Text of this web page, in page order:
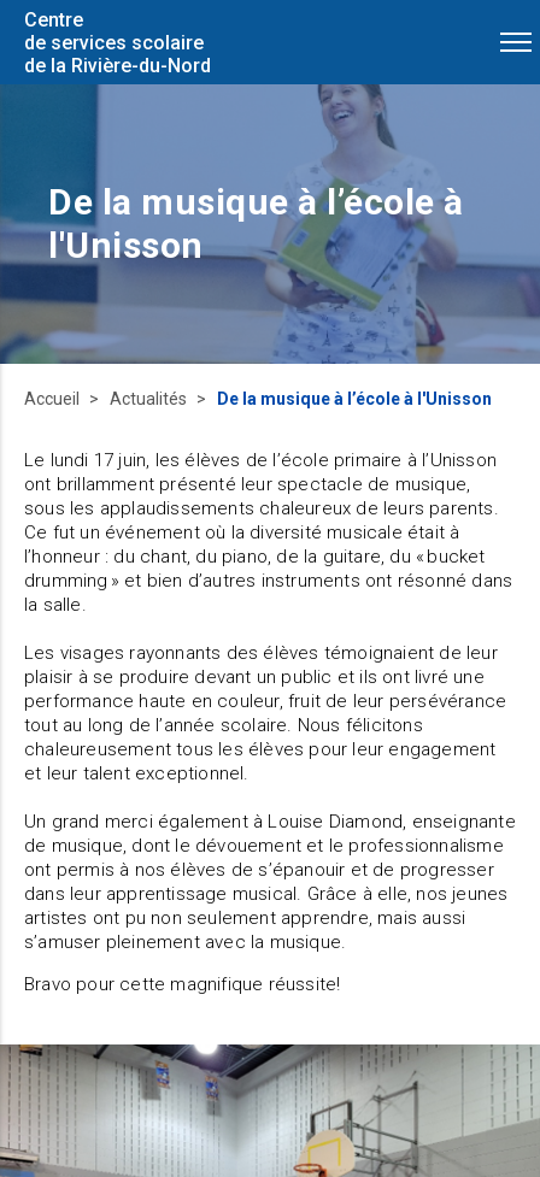
Centre
de services scolaire
de la Rivière-du-Nord
De la musique à l’école à
l'Unisson
Accueil Actualités De la musique à l’école à l'Unisson
Le lundi 17 juin, les élèves de l’école primaire à l’Unisson
ont brillamment présenté leur spectacle de musique,
sous les applaudissements chaleureux de leurs parents.
Ce fut un événement où la diversité musicale était à
l’honneur : du chant, du piano, de la guitare, du « bucket
drumming » et bien d’autres instruments ont résonné dans
la salle.
Les visages rayonnants des élèves témoignaient de leur
plaisir à se produire devant un public et ils ont livré une
performance haute en couleur, fruit de leur persévérance
tout au long de l’année scolaire. Nous félicitons
chaleureusement tous les élèves pour leur engagement
et leur talent exceptionnel.
Un grand merci également à Louise Diamond, enseignante
de musique, dont le dévouement et le professionnalisme
ont permis à nos élèves de s’épanouir et de progresser
dans leur apprentissage musical. Grâce à elle, nos jeunes
artistes ont pu non seulement apprendre, mais aussi
s’amuser pleinement avec la musique.
Bravo pour cette magnifique réussite!